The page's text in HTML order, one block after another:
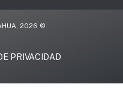
2026 ©
PRIVACIDAD